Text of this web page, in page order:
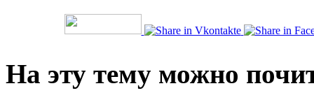
На эту тему можно